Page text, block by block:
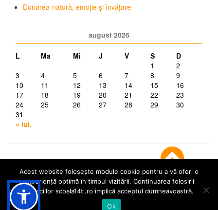
Dunarea-natură, emoție și învățare
august 2026
L Ma Mi J V S
D
1
2
3
4 5 6 7 8
9
10
11 12 13 14 15
16
17
18 19 20 21 22
23
24
25 26 27 28 29
30
31
« iul.
© Școala 14 Tulcea | dezvoltat de InfoTrust-Design
Acest website folosește module cookie pentru a vă oferi o
experiență optimă în timpul vizitării. Continuarea folosirii
serviciilor scoala14tl.ro implică acceptul dumneavoastră.
Ok